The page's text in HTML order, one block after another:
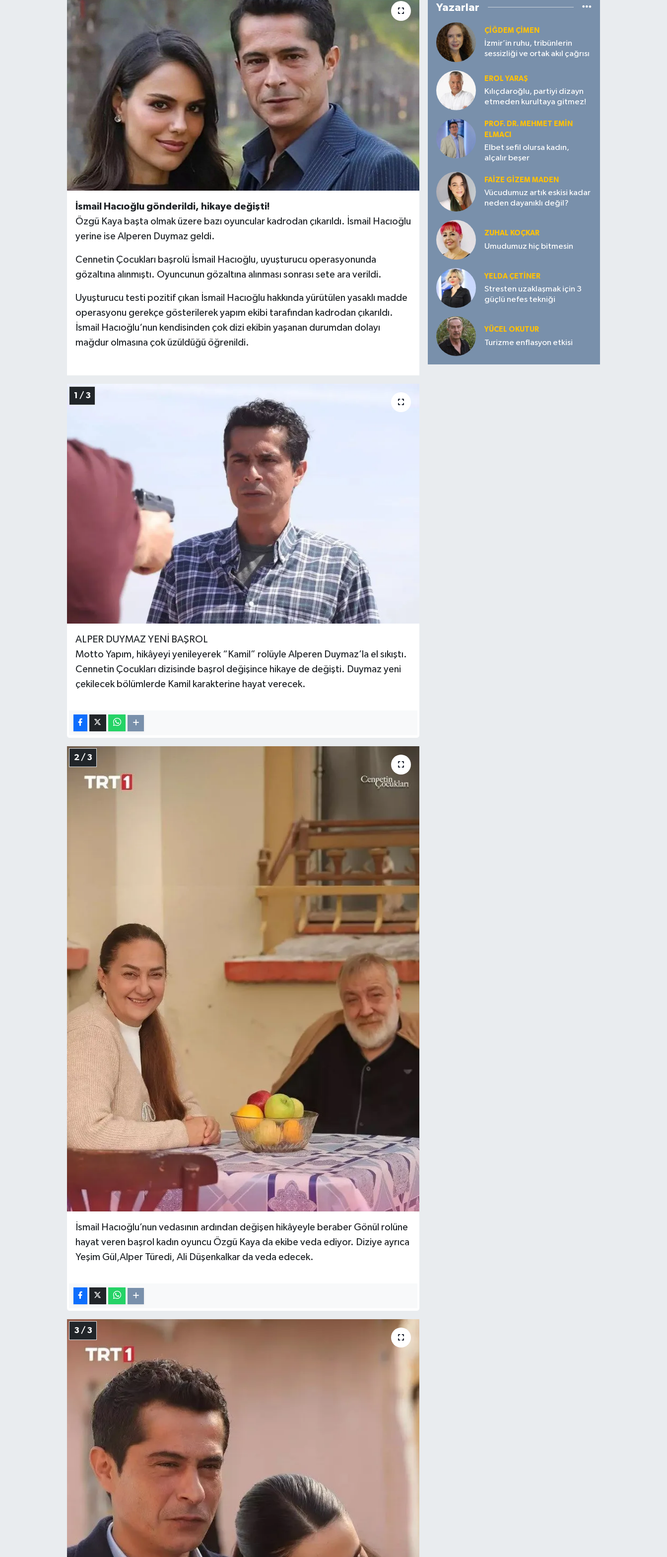
İsmail Hacıoğlu gönderildi, hikaye değişti!
Özgü Kaya başta olmak üzere bazı oyuncular kadrodan çıkarıldı. İsmail Hacıoğlu
yerine ise Alperen Duymaz geldi.
Cennetin Çocukları başrolü İsmail Hacıoğlu, uyuşturucu operasyonunda
gözaltına alınmıştı. Oyuncunun gözaltına alınması sonrası sete ara verildi.
Uyuşturucu testi pozitif çıkan İsmail Hacıoğlu hakkında yürütülen yasaklı madde
operasyonu gerekçe gösterilerek yapım ekibi tarafından kadrodan çıkarıldı.
İsmail Hacıoğlu‘nun kendisinden çok dizi ekibin yaşanan durumdan dolayı
mağdur olmasına çok üzüldüğü öğrenildi.
1 / 3
ALPER DUYMAZ YENİ BAŞROL
Motto Yapım, hikâyeyi yenileyerek “Kamil” rolüyle Alperen Duymaz’la el sıkıştı.
Cennetin Çocukları dizisinde başrol değişince hikaye de değişti. Duymaz yeni
çekilecek bölümlerde Kamil karakterine hayat verecek.
2 / 3
İsmail Hacıoğlu’nun vedasının ardından değişen hikâyeyle beraber Gönül rolüne
hayat veren başrol kadın oyuncu Özgü Kaya da ekibe veda ediyor. Diziye ayrıca
Yeşim Gül,Alper Türedi, Ali Düşenkalkar da veda edecek.
3 / 3
Yazarlar
ÇIĞDEM ÇIMEN
İzmir’in ruhu, tribünlerin
sessizliği ve ortak akıl çağrısı
EROL YARAŞ
Kılıçdaroğlu, partiyi dizayn
etmeden kurultaya gitmez!
PROF. DR. MEHMET EMIN
ELMACI
Elbet sefil olursa kadın,
alçalır beşer
FAIZE GIZEM MADEN
Vücudumuz artık eskisi kadar
neden dayanıklı değil?
ZUHAL KOÇKAR
Umudumuz hiç bitmesin
YELDA ÇETİNER
Stresten uzaklaşmak için 3
güçlü nefes tekniği
YÜCEL OKUTUR
Turizme enflasyon etkisi
Resmi Reklam